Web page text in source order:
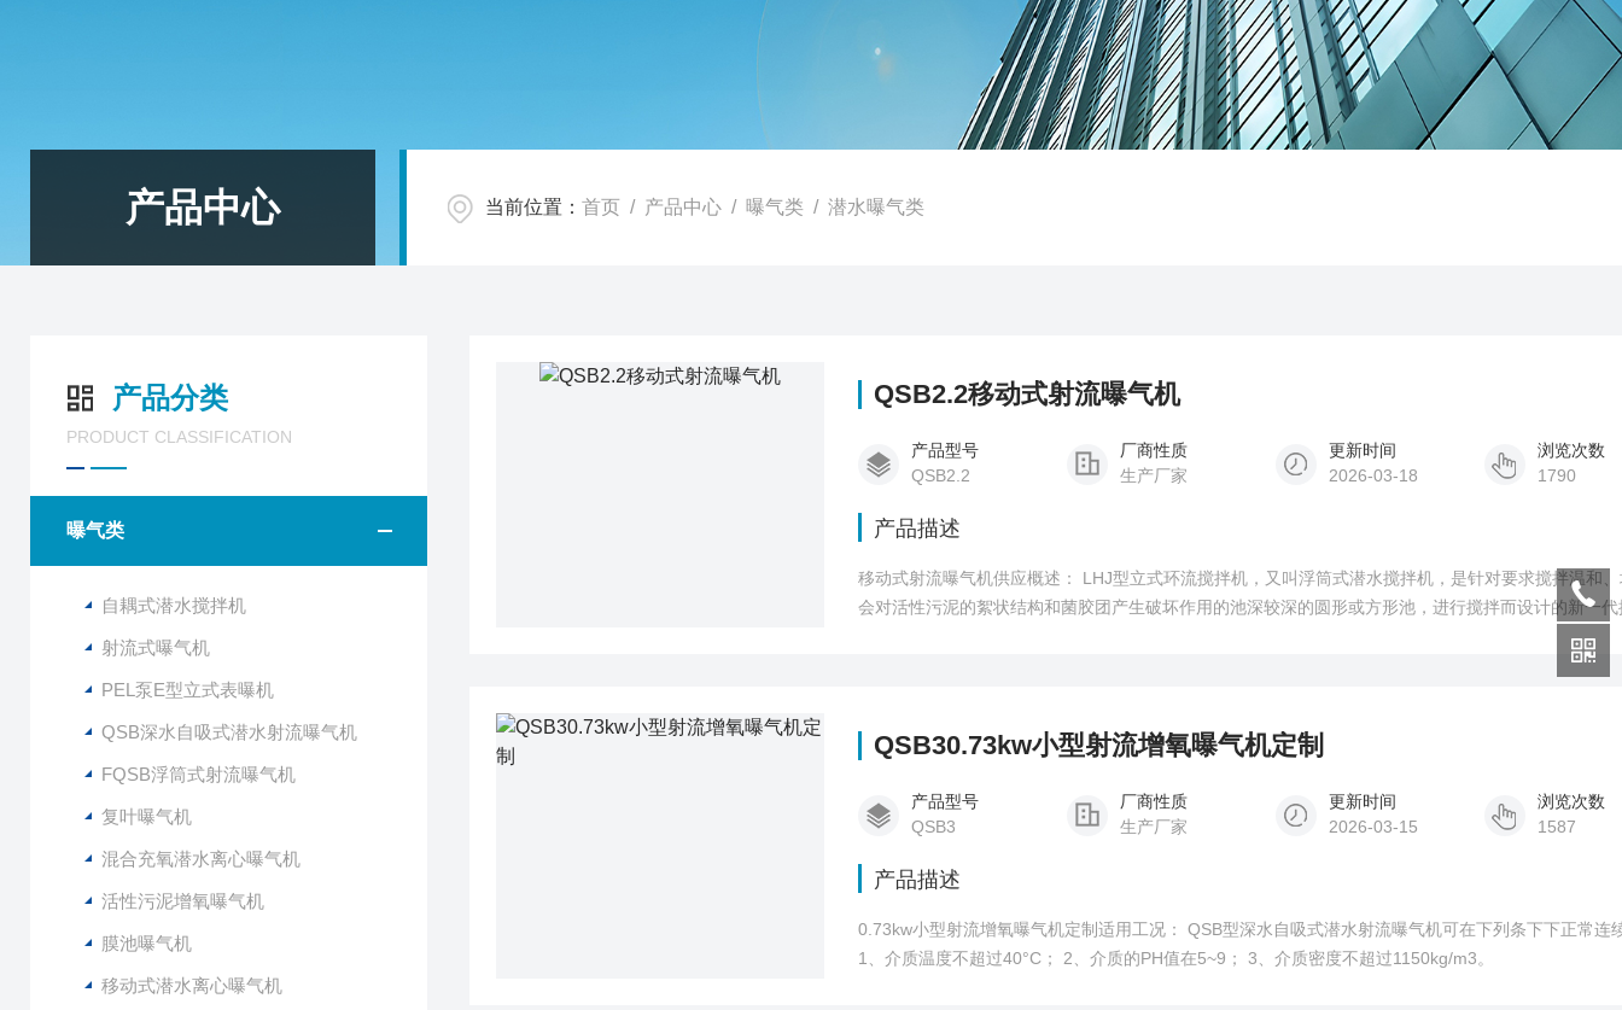
产品中心 当前位置： 首页 / 产品中心 / 曝气类 / 潜水曝气类
产品分类
PRODUCT CLASSIFICATION
曝气类
自耦式潜水搅拌机
射流式曝气机
PEL泵E型立式表曝机
QSB深水自吸式潜水射流曝气机
FQSB浮筒式射流曝气机
复叶曝气机
混合充氧潜水离心曝气机
活性污泥增氧曝气机
膜池曝气机
移动式潜水离心曝气机
QSB2.2移动式射流曝气机
产品型号
QSB2.2
厂商性质
生产厂家
更新时间
2026-03-18
浏览次数
1790
产品描述
移动式射流曝气机供应概述： LHJ型立式环流搅拌机，又叫浮筒式潜水搅拌机，是针对要求搅拌温和、均匀，不
会对活性污泥的絮状结构和菌胶团产生破坏作用的池深较深的圆形或方形池，进行搅拌而设计的新一
备。在总结现有污水搅拌设备的基础上，对产品结构和性能进行了创新，特别是在推进式搅拌机的基
卧式结构改为立式环流结构，使其在整体结构技术性能、搅拌效率、服务面积、适用性等方面更具显
QSB30.73kw小型射流增氧曝气机定制
产品型号
QSB3
厂商性质
生产厂家
更新时间
2026-03-15
浏览次数
1587
产品描述
0.73kw小型射流增氧曝气机定制适用工况： QSB型深水自吸式潜水射流曝气机可在下列条下下正常连
1、介质温度不超过40°C； 2、介质的PH值在5~9； 3、介质密度不超过1150kg/m3。